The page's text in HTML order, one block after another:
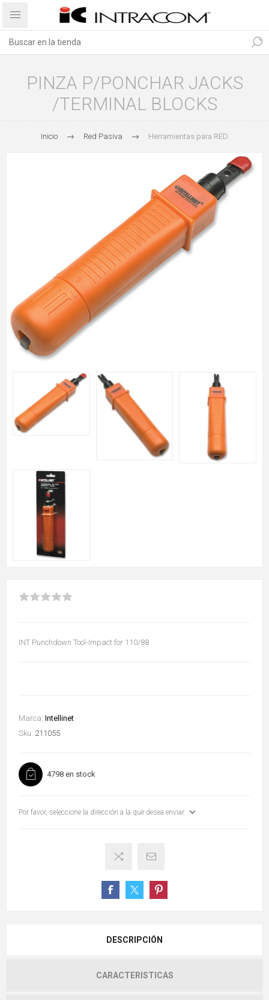
PINZA P/PONCHAR JACKS
/TERMINAL BLOCKS
Inicio Red Pasiva Herramientas para RED
INT Punchdown Tool-Impact for 110/88
Marca: Intellinet
Sku: 211055
4798 en stock
Por favor, seleccione la dirección a la que desea enviar
DESCRIPCIÓN
CARACTERISTICAS